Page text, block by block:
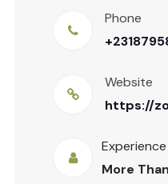
Phone
Website
https://
Experience
More